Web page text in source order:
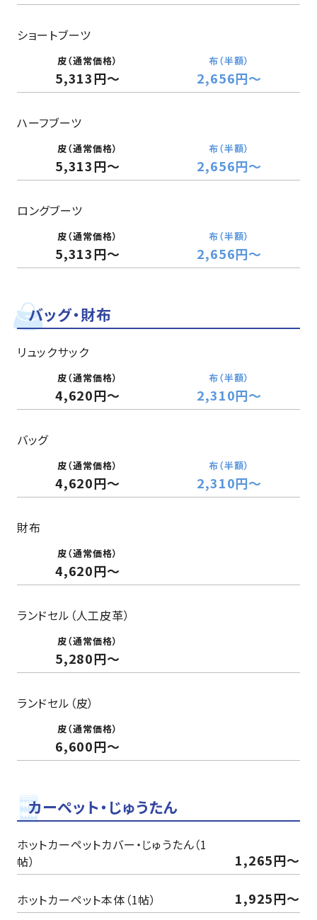
ショートブーツ
5,313円〜 2,656円〜
ハーフブーツ
5,313円〜 2,656円〜
ロングブーツ
5,313円〜 2,656円〜
バッグ・財布
リュックサック
4,620円～ 2,310円〜
バッグ
4,620円〜 2,310円〜
財布
4,620円〜
ランドセル（人工皮革）
5,280円〜
ランドセル（皮）
6,600円〜
カーペット・じゅうたん
ホットカーペットカバー・じゅうたん（1
帖）
1,265円〜
ホットカーペット本体（1帖） 1,925円〜